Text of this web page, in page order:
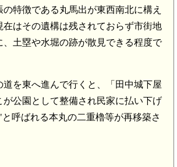
特徴である丸馬出が東西南北に構え
在はその遺構は残されておらず市街地
、土塁や水堀の跡が散見できる程度で
道を東へ進んで行くと、「田中城下屋
が公園として整備され民家に払い下げ
呼ばれる本丸の二重櫓等が再移築さ